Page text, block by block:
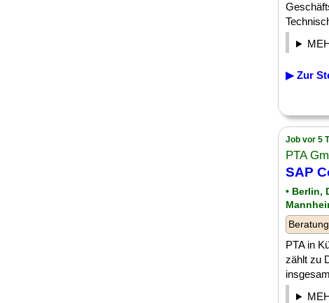
▶ Zur
Job vor 5
PTA
SAP
• Berlin,
PTA in
zählt zu